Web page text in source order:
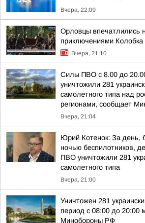
Вчера, 22:09
Орловцы впечатлились
приключениями Колобка
Вчера, 21:10
Силы ПВО с 8.00 до
уничтожили 281
самолетного типа над
регионами, сообщает
Вчера, 21:04
Юрий Котенок: За день,
ночью беспилотников,
ПВО уничтожили 281
самолетного типа
Вчера, 21:00
Уничтожен 281
период с 08:00 до 20:00
Минобороны РФ